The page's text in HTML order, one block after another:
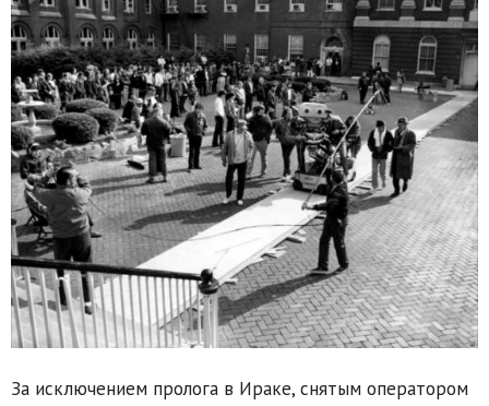
За исключением пролога в Ираке, снятым оператором